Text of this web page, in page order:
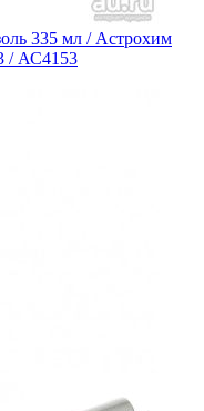
335 мл / Астрохим
/ АС4153